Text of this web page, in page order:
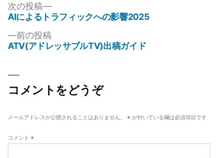
ー:
投
稿
ビ
ゲ
シ
ョ
ン
前の投稿
の
ATV(アドレッサブルTV)出稿ガイド
次の投稿
次
の
AIによるトラフィックへの影響2025
コメントをどうぞ
メールアドレスが公開されることはありません。 ※ が付いている欄は必須項目です
コメント ※